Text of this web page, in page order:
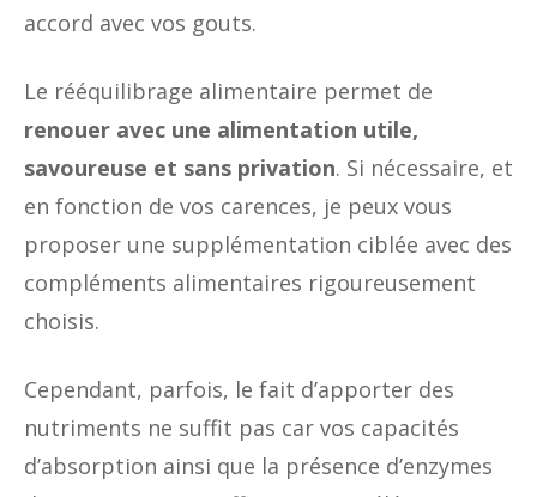
accord avec vos gouts.
Le rééquilibrage alimentaire permet de
renouer avec une alimentation utile,
savoureuse et sans privation. Si nécessaire, et
en fonction de vos carences, je peux vous
proposer une supplémentation ciblée avec des
compléments alimentaires rigoureusement
choisis.
Cependant, parfois, le fait d’apporter des
nutriments ne suffit pas car vos capacités
d’absorption ainsi que la présence d’enzymes